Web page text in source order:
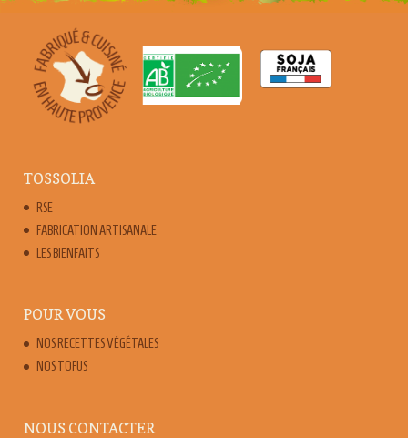
TOSSOLIA
RSE
FABRICATION ARTISANALE
LES BIENFAITS
POUR VOUS
NOS RECETTES VÉGÉTALES
NOS TOFUS
NOUS CONTACTER